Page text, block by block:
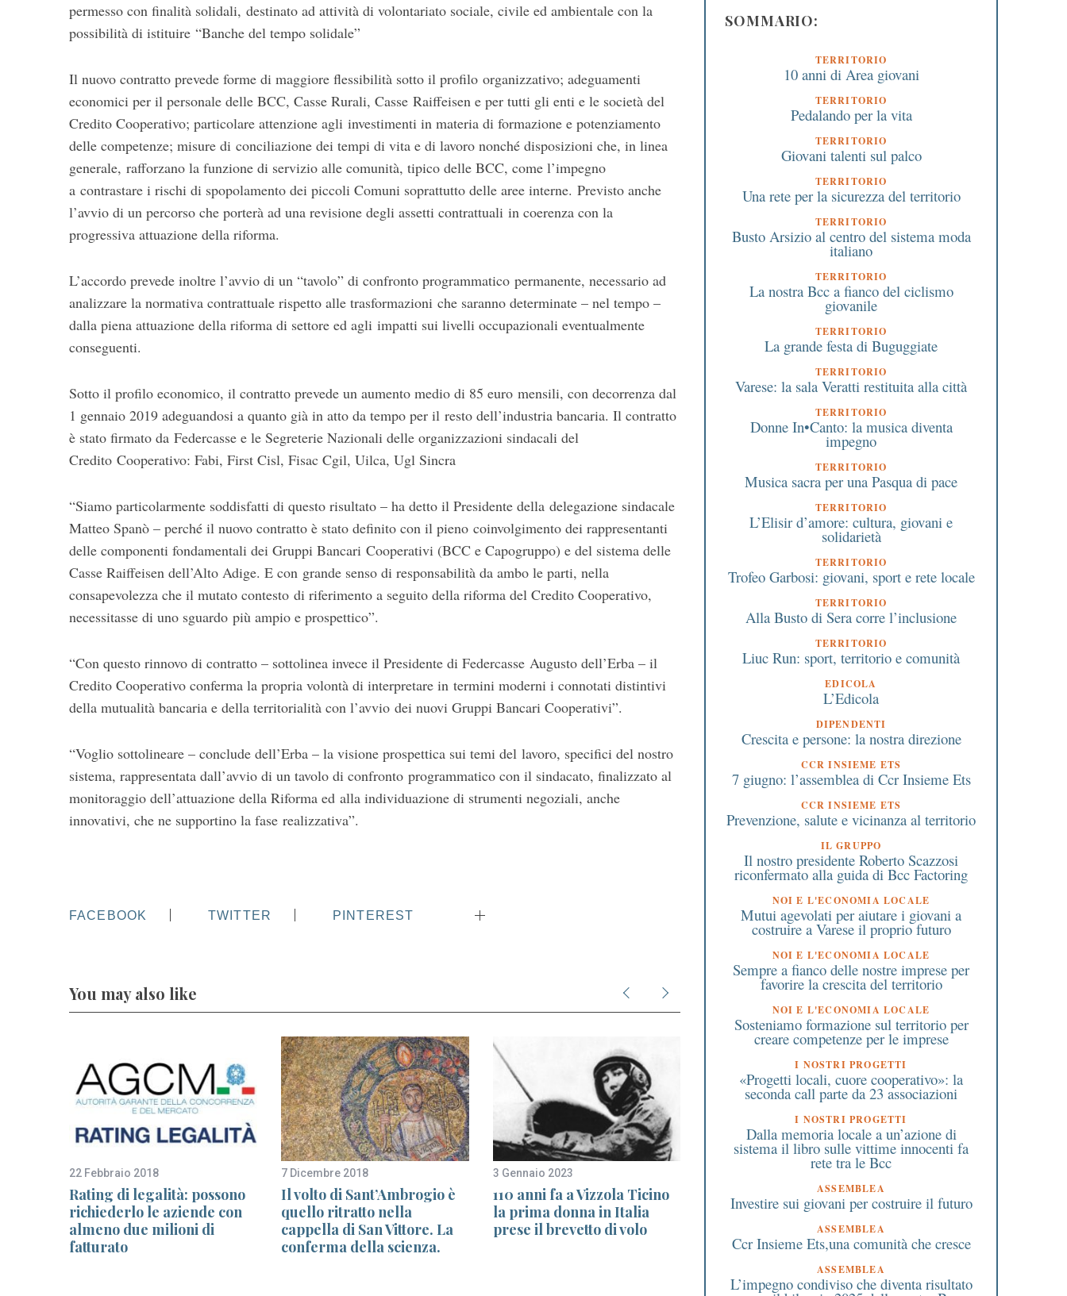
permesso con finalità solidali, destinato ad attività di volontariato sociale, civile ed ambientale con la
possibilità di istituire “Banche del tempo solidale”
Il nuovo contratto prevede forme di maggiore flessibilità sotto il profilo organizzativo; adeguamenti
economici per il personale delle BCC, Casse Rurali, Casse Raiffeisen e per tutti gli enti e le società del
Credito Cooperativo; particolare attenzione agli investimenti in materia di formazione e potenziamento
delle competenze; misure di conciliazione dei tempi di vita e di lavoro nonché disposizioni che, in linea
generale, rafforzano la funzione di servizio alle comunità, tipico delle BCC, come l’impegno
a contrastare i rischi di spopolamento dei piccoli Comuni soprattutto delle aree interne. Previsto anche
l’avvio di un percorso che porterà ad una revisione degli assetti contrattuali in coerenza con la
progressiva attuazione della riforma.
L’accordo prevede inoltre l’avvio di un “tavolo” di confronto programmatico permanente, necessario ad
analizzare la normativa contrattuale rispetto alle trasformazioni che saranno determinate – nel tempo –
dalla piena attuazione della riforma di settore ed agli impatti sui livelli occupazionali eventualmente
conseguenti.
Sotto il profilo economico, il contratto prevede un aumento medio di 85 euro mensili, con decorrenza dal
1 gennaio 2019 adeguandosi a quanto già in atto da tempo per il resto dell’industria bancaria. Il contratto
è stato firmato da Federcasse e le Segreterie Nazionali delle organizzazioni sindacali del
Credito Cooperativo: Fabi, First Cisl, Fisac Cgil, Uilca, Ugl Sincra
“Siamo particolarmente soddisfatti di questo risultato – ha detto il Presidente della delegazione sindacale
Matteo Spanò – perché il nuovo contratto è stato definito con il pieno coinvolgimento dei rappresentanti
delle componenti fondamentali dei Gruppi Bancari Cooperativi (BCC e Capogruppo) e del sistema delle
Casse Raiffeisen dell’Alto Adige. E con grande senso di responsabilità da ambo le parti, nella
consapevolezza che il mutato contesto di riferimento a seguito della riforma del Credito Cooperativo,
necessitasse di uno sguardo più ampio e prospettico”.
“Con questo rinnovo di contratto – sottolinea invece il Presidente di Federcasse Augusto dell’Erba – il
Credito Cooperativo conferma la propria volontà di interpretare in termini moderni i connotati distintivi
della mutualità bancaria e della territorialità con l’avvio dei nuovi Gruppi Bancari Cooperativi”.
“Voglio sottolineare – conclude dell’Erba – la visione prospettica sui temi del lavoro, specifici del nostro
sistema, rappresentata dall’avvio di un tavolo di confronto programmatico con il sindacato, finalizzato al
monitoraggio dell’attuazione della Riforma ed alla individuazione di strumenti negoziali, anche
innovativi, che ne supportino la fase realizzativa”.
FACEBOOK TWITTER PINTEREST
You may also like
22 Febbraio 2018
Rating di legalità: possono
richiederlo le aziende con
almeno due milioni di
fatturato
7 Dicembre 2018
Il volto di Sant’Ambrogio è
quello ritratto nella
cappella di San Vittore. La
conferma della scienza.
3 Gennaio 2023
110 anni fa a Vizzola Ticino
la prima donna in Italia
prese il brevetto di volo
Rottamazione cartelle
esattoriali: scade il 30
giugno. Come aderire.
Valida anche per le multe
Debiti con il fisco:
mai così bassi allo
SOMMARIO:
TERRITORIO
10 anni di Area giovani
TERRITORIO
Pedalando per la vita
TERRITORIO
Giovani talenti sul palco
TERRITORIO
Una rete per la sicurezza del territorio
TERRITORIO
Busto Arsizio al centro del sistema moda
italiano
TERRITORIO
La nostra Bcc a fianco del ciclismo
giovanile
TERRITORIO
La grande festa di Buguggiate
TERRITORIO
Varese: la sala Veratti restituita alla città
TERRITORIO
Donne In•Canto: la musica diventa
impegno
TERRITORIO
Musica sacra per una Pasqua di pace
TERRITORIO
L’Elisir d’amore: cultura, giovani e
solidarietà
TERRITORIO
Trofeo Garbosi: giovani, sport e rete locale
TERRITORIO
Alla Busto di Sera corre l’inclusione
TERRITORIO
Liuc Run: sport, territorio e comunità
EDICOLA
L’Edicola
DIPENDENTI
Crescita e persone: la nostra direzione
CCR INSIEME ETS
7 giugno: l’assemblea di Ccr Insieme Ets
CCR INSIEME ETS
Prevenzione, salute e vicinanza al territorio
IL GRUPPO
Il nostro presidente Roberto Scazzosi
riconfermato alla guida di Bcc Factoring
NOI E L'ECONOMIA LOCALE
Mutui agevolati per aiutare i giovani a
costruire a Varese il proprio futuro
NOI E L'ECONOMIA LOCALE
Sempre a fianco delle nostre imprese per
favorire la crescita del territorio
NOI E L'ECONOMIA LOCALE
Sosteniamo formazione sul territorio per
creare competenze per le imprese
I NOSTRI PROGETTI
«Progetti locali, cuore cooperativo»: la
seconda call parte da 23 associazioni
I NOSTRI PROGETTI
Dalla memoria locale a un’azione di
sistema il libro sulle vittime innocenti fa
rete tra le Bcc
ASSEMBLEA
Investire sui giovani per costruire il futuro
ASSEMBLEA
Ccr Insieme Ets,una comunità che cresce
ASSEMBLEA
L’impegno condiviso che diventa risultato
S
r
c
h
o
r
: